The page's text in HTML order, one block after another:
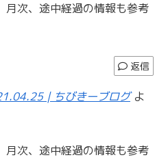
次、途中経過の情報も参考
返信
| ちびきーブログ よ
次、途中経過の情報も参考